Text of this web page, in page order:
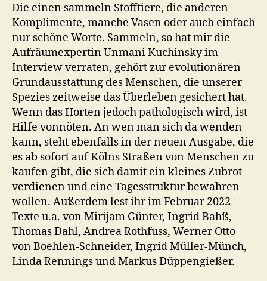
Die einen sammeln Stofftiere, die anderen
Komplimente, manche Vasen oder auch einfach
nur schöne Worte. Sammeln, so hat mir die
Aufräumexpertin Unmani Kuchinsky im
Interview verraten, gehört zur evolutionären
Grundausstattung des Menschen, die unserer
Spezies zeitweise das Überleben gesichert hat.
Wenn das Horten jedoch pathologisch wird, ist
Hilfe vonnöten. An wen man sich da wenden
kann, steht ebenfalls in der neuen Ausgabe, die
es ab sofort auf Kölns Straßen von Menschen zu
kaufen gibt, die sich damit ein kleines Zubrot
verdienen und eine Tagesstruktur bewahren
wollen. Außerdem lest ihr im Februar 2022
Texte u.a. von Mirijam Günter, Ingrid Bahß,
Thomas Dahl, Andrea Rothfuss, Werner Otto
von Boehlen-Schneider, Ingrid Müller-Münch,
Linda Rennings und Markus Düppengießer.